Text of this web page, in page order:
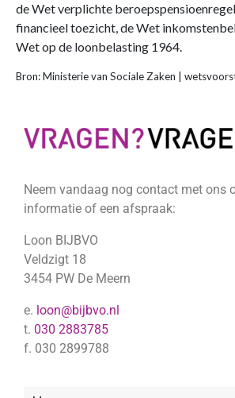
de Wet verplichte
financieel toezicht, de Wet
Wet op de loonbelasting 1964.
Bron: Ministerie van Sociale Zaken |
Neem vandaag nog contact met ons
informatie of een afspraak:
Loon BIJBVO
Veldzigt 18
3454 PW De Meern
e. loon@bijbvo.nl
t. 030 2883785
f. 030 2899788